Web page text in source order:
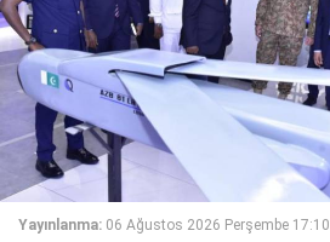
Yayınlanma: 06 Ağustos 2026 Perşembe 17:10